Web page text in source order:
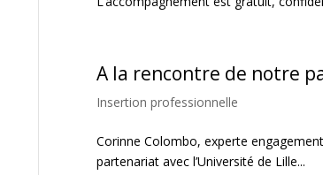
A la rencontre de notre
Insertion professionnelle
Corinne Colombo, experte
partenariat avec l’Université de Lille...